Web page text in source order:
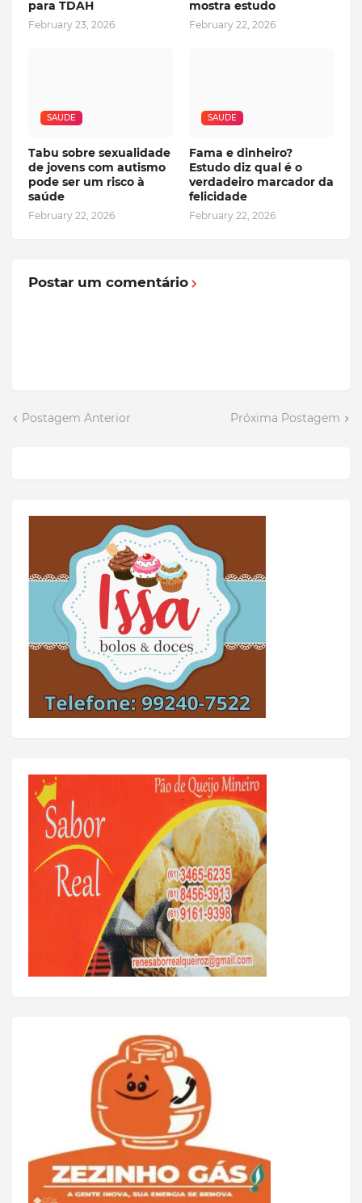
para TDAH
February 23, 2026
mostra estudo
February 22, 2026
SAUDE
Tabu sobre sexualidade
de jovens com autismo
pode ser um risco à
saúde
February 22, 2026
SAUDE
Fama e dinheiro?
Estudo diz qual é o
verdadeiro marcador da
felicidade
February 22, 2026
Postar um comentário
Postagem Anterior Próxima Postagem